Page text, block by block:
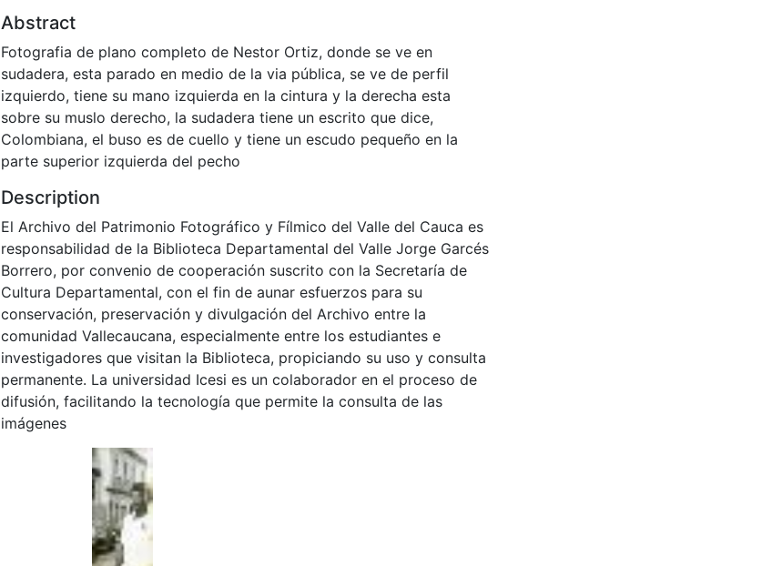
Abstract
Fotografia de plano completo de Nestor Ortiz, donde se ve en
sudadera, esta parado en medio de la via pública, se ve de perfil
izquierdo, tiene su mano izquierda en la cintura y la derecha esta
sobre su muslo derecho, la sudadera tiene un escrito que dice,
Colombiana, el buso es de cuello y tiene un escudo pequeño en la
parte superior izquierda del pecho
Description
El Archivo del Patrimonio Fotográfico y Fílmico del Valle del Cauca es
responsabilidad de la Biblioteca Departamental del Valle Jorge Garcés
Borrero, por convenio de cooperación suscrito con la Secretaría de
Cultura Departamental, con el fin de aunar esfuerzos para su
conservación, preservación y divulgación del Archivo entre la
comunidad Vallecaucana, especialmente entre los estudiantes e
investigadores que visitan la Biblioteca, propiciando su uso y consulta
permanente. La universidad Icesi es un colaborador en el proceso de
difusión, facilitando la tecnología que permite la consulta de las
imágenes